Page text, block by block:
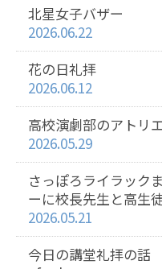
北星女子バザー
2026.06.22
花の日礼拝
2026.06.12
高校演劇部のアトリ
2026.05.29
さっぽろライラック
ーに校長先生と高生
2026.05.21
今日の講堂礼拝の